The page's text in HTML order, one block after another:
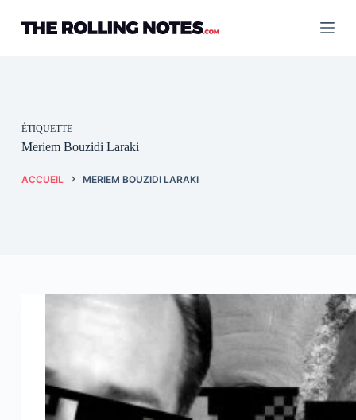
contenu
ÉTIQUETTE
Meriem Bouzidi Laraki
ACCUEIL MERIEM BOUZIDI LARAKI